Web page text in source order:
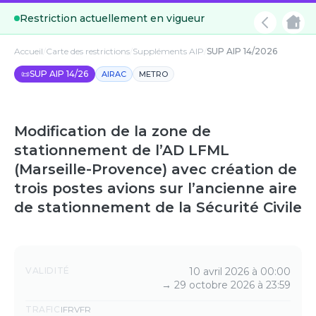
Restriction actuellement en vigueur
Accueil Carte des restrictions Suppléments AIP SUP AIP 14/2026
📜SUP AIP 14/26 AIRAC METRO
Modification de la zone de
stationnement de l’AD LFML
(Marseille-Provence) avec création de
trois postes avions sur l’ancienne aire
de stationnement de la Sécurité Civile
Détails
VALIDITÉ
10 avril 2026 à 00:00
→ 29 octobre 2026 à 23:59
TRAFIC IFRVFR